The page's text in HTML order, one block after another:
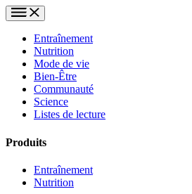
Entraînement
Nutrition
Mode de vie
Bien-Être
Communauté
Science
Listes de lecture
Produits
Entraînement
Nutrition